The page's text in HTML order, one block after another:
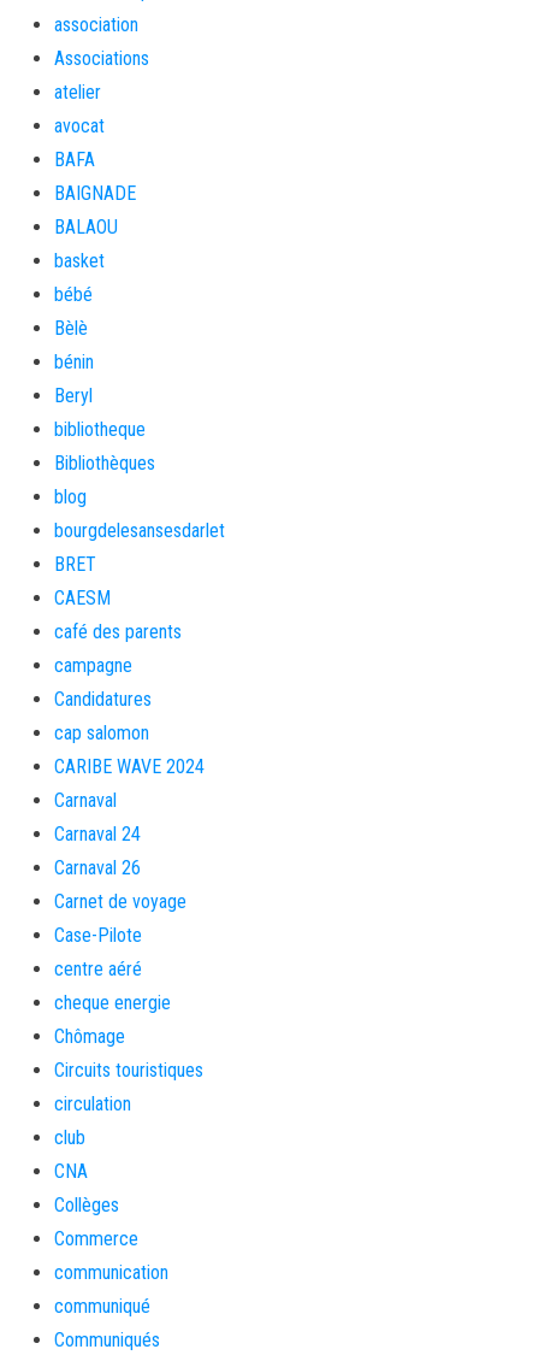
association
Associations
atelier
avocat
BAFA
BAIGNADE
BALAOU
basket
bébé
Bèlè
bénin
Beryl
bibliotheque
Bibliothèques
blog
bourgdelesansesdarlet
BRET
CAESM
café des parents
campagne
Candidatures
cap salomon
CARIBE WAVE 2024
Carnaval
Carnaval 24
Carnaval 26
Carnet de voyage
Case-Pilote
centre aéré
cheque energie
Chômage
Circuits touristiques
circulation
club
CNA
Collèges
Commerce
communication
communiqué
Communiqués